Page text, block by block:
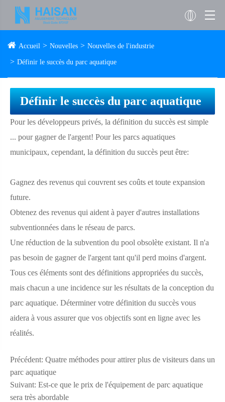
Accueil Nouvelles Nouvelles de l'industrie
Définir le succès du parc aquatique
Définir le succès du parc aquatique
Pour les développeurs privés, la définition du succès est simple
... pour gagner de l'argent! Pour les parcs aquatiques
municipaux, cependant, la définition du succès peut être:
Gagnez des revenus qui couvrent ses coûts et toute expansion
future.
Obtenez des revenus qui aident à payer d'autres installations
subventionnées dans le réseau de parcs.
Une réduction de la subvention du pool obsolète existant. Il n'a
pas besoin de gagner de l'argent tant qu'il perd moins d'argent.
Tous ces éléments sont des définitions appropriées du succès,
mais chacun a une incidence sur les résultats de la conception du
parc aquatique. Déterminer votre définition du succès vous
aidera à vous assurer que vos objectifs sont en ligne avec les
réalités.
Précédent: Quatre méthodes pour attirer plus de visiteurs dans un
parc aquatique
Suivant: Est-ce que le prix de l'équipement de parc aquatique
sera très abordable